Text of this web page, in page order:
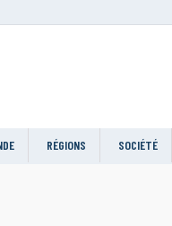
RÉGIONS SOCIÉTÉ